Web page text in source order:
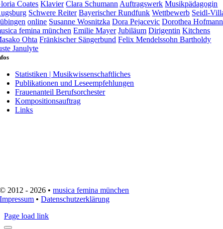
Coates Klavier Clara Schumann Auftragswerk Musikpädagogin
Schwere Reiter Bayerischer Rundfunk Wettbewerb Seidl-
online Susanne Wosnitzka Dora Pejacevic Dorothea Hofmann
femina münchen Emilie Mayer Jubiläum Dirigentin Kitchens
Ohta Fränkischer Sängerbund Felix Mendelssohn Bartholdy
Janulyte
Statistiken | Musikwissenschaftliches
Publikationen und Leseempfehlungen
Frauenanteil Berufsorchester
Kompositionsauftrag
Links
© 2012 - 2026 •musica femina münchen
Impressum •Datenschutzerklärung
Page load link